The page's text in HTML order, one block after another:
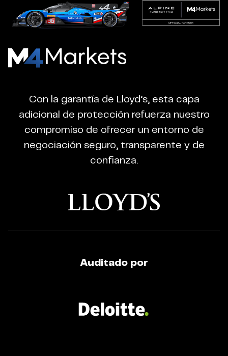
M4Markets
CFD
Trading
Regulated
Broker
Con la garantía de Lloyd’s, esta capa
adicional de protección refuerza nuestro
compromiso de ofrecer un entorno de
negociación seguro, transparente y de
confianza.
Auditado por